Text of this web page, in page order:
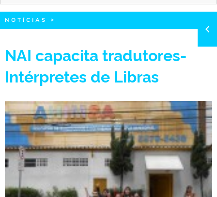
NOTÍCIAS >
NAI capacita tradutores-
Intérpretes de Libras